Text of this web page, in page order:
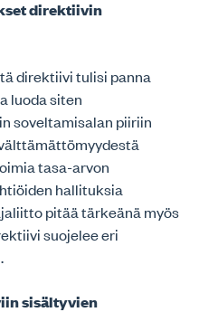
direktiivin
direktiivi tulisi panna
luoda siten
soveltamisalan piiriin
tasa-arvon
hallituksia
pitää tärkeänä myös
suojelee eri
sisältyvien